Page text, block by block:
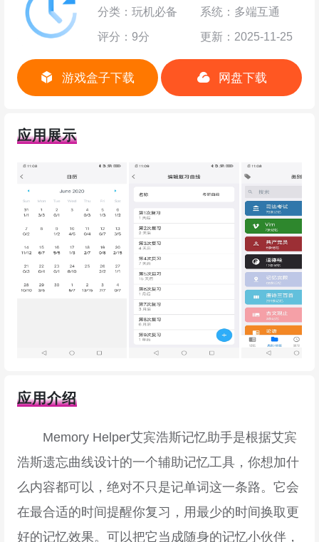
分类：玩机必备 系统：多端互通
评分：9分 更新：2025-11-25
游戏盒子下载 网盘下载
应用展示
应用介绍
Memory Helper艾宾浩斯记忆助手是根据艾宾
浩斯遗忘曲线设计的一个辅助记忆工具，你想加什
么内容都可以，绝对不只是记单词这一条路。它会
在最合适的时间提醒你复习，用最少的时间换取更
好的记忆效果。可以把它当成随身的记忆小伙伴，